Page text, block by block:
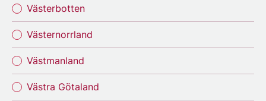
Västerbotten
Västernorrland
Västmanland
Västra Götaland